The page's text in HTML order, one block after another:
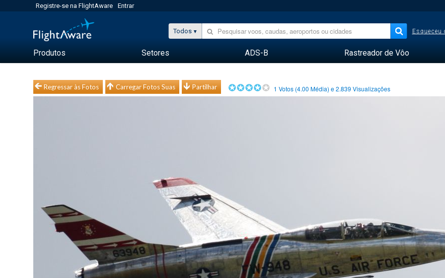
Registre-se na FlightAware Entrar
Todos Esqueceu
Produtos Setores ADS-B Rastreador de Vôo
Regressar às Fotos Carregar Fotos Suas Partilhar 1 Votos (4.00 Média) e2.839 Visualizações